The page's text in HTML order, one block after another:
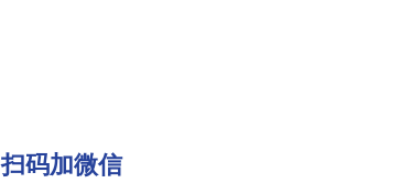
扫码加微信